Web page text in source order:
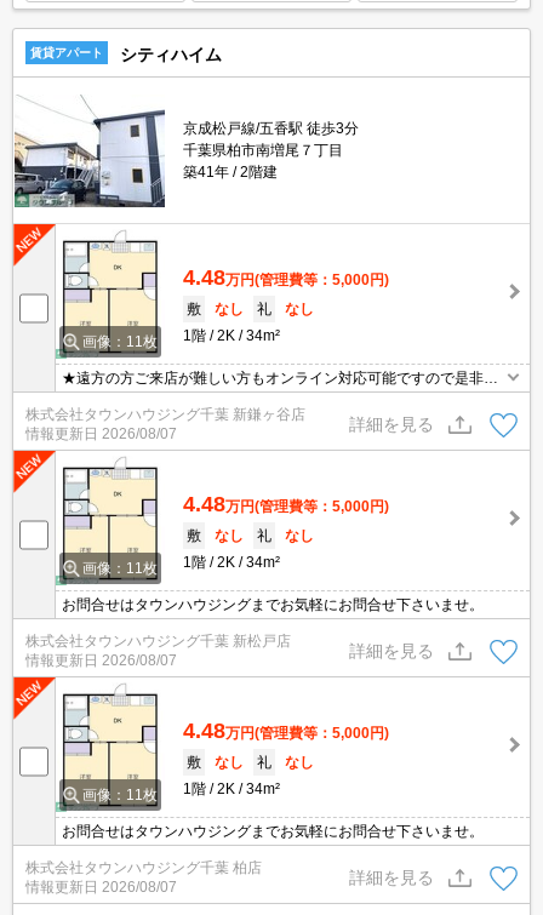
賃貸アパート シティハイム
京成松戸線/五香駅 徒歩3分
千葉県柏市南増尾７丁目
築41年
2階建
画像：11枚
4.48万円(管理費等：5,000円)
敷
なし 礼
なし
1階
2K 34m²
★遠方の方ご来店が難しい方もオンライン対応可能ですので是非一
度ご相談くださいませ！お部屋探しはタウンハウジングにお任せ下
さい★
株式会社タウンハウジング千葉 新鎌ヶ谷店
情報更新日 2026/08/07
詳細を見る
画像：11枚
4.48万円(管理費等：5,000円)
敷
なし 礼
なし
1階
2K 34m²
お問合せはタウンハウジングまでお気軽にお問合せ下さいませ。
株式会社タウンハウジング千葉 新松戸店
情報更新日 2026/08/07
詳細を見る
画像：11枚
4.48万円(管理費等：5,000円)
敷
なし 礼
なし
1階
2K 34m²
お問合せはタウンハウジングまでお気軽にお問合せ下さいませ。
株式会社タウンハウジング千葉 柏店
情報更新日 2026/08/07
詳細を見る